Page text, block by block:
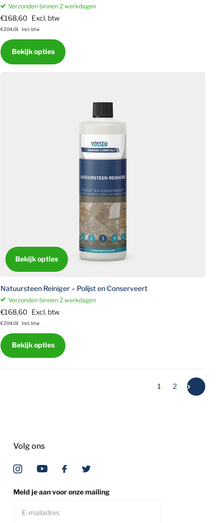
Verzonden binnen 2 werkdagen
€168,60 Excl. btw
€204,01 Incl. btw
Bekijk opties
Bekijk opties
Natuursteen Reiniger – Polijst en Conserveert
Verzonden binnen 2 werkdagen
€168,60 Excl. btw
€204,01 Incl. btw
Bekijk opties
1 2
Volg ons
Meld je aan voor onze mailing